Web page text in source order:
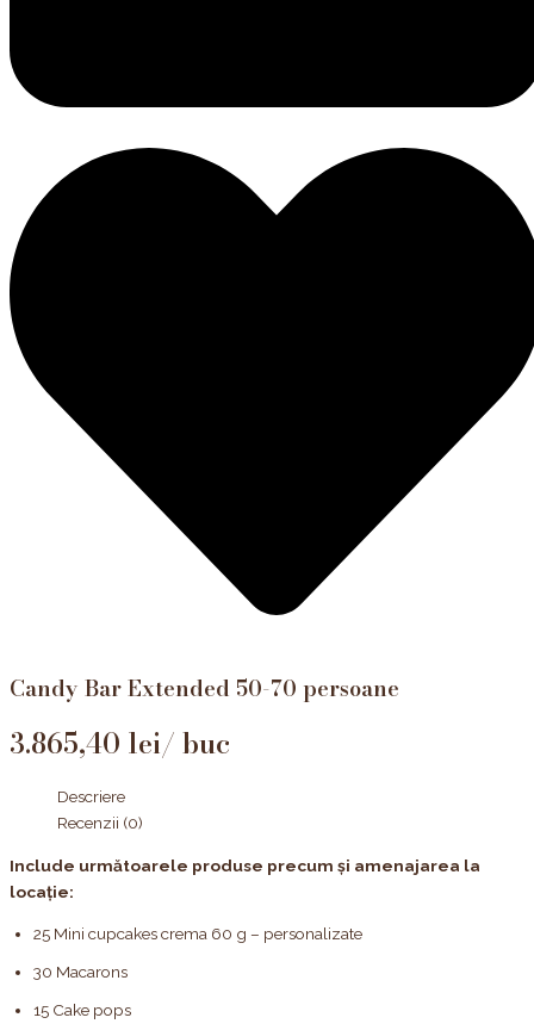
Candy Bar Extended 50-70 persoane
3.865,40 lei
Descriere
Recenzii (0)
Include următoarele produse precum și amenajarea la
locație:
25 Mini cupcakes crema 60 g – personalizate
30 Macarons
15 Cake pops